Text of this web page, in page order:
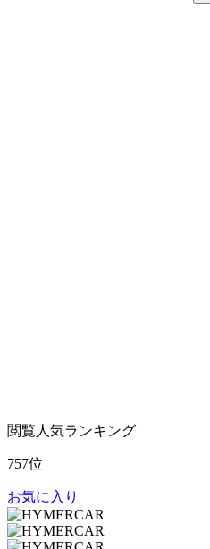
閲覧人気ランキング
757位
お気に入り